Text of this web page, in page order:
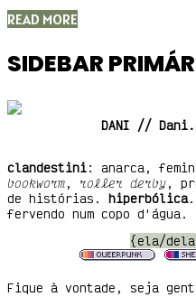
READ MORE
SIDEBAR
DANI //
clandestini: anarca,
bookworm, roller derby,
de histórias. hiperbólica.
fervendo num copo d'água.
{ela/
Fique à vontade, seja